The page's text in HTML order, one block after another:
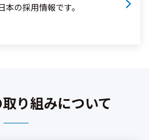
本の採用情報です。
り組みについて